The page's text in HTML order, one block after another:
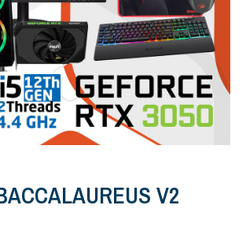
V2